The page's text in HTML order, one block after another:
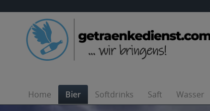
Home Bier Softdrinks Saft Wasser